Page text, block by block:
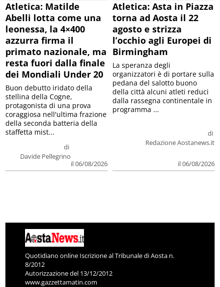
Atletica: Matilde
Abelli lotta come una
leonessa, la 4×400
azzurra firma il
primato nazionale, ma
resta fuori dalla finale
dei Mondiali Under 20
di
Davide Pellegrino
il 06/08/2026
Buon debutto iridato della
stellina della Cogne,
protagonista di una prova
coraggiosa nell'ultima frazione
della seconda batteria della
staffetta mist...
Atletica: Asta in Piazza
torna ad Aosta il 22
agosto e strizza
l’occhio agli Europei di
Birmingham
di
Redazione Aostanews.it
il 06/08/2026
La speranza degli
organizzatori è di portare sulla
pedana del salotto buono
della città alcuni atleti reduci
dalla rassegna continentale in
programma ...
Quotidiano online Iscrizione al Tribunale di Aosta n.
8/2012
Autorizzazione del 13/12/2012
www.gazzettamatin.com